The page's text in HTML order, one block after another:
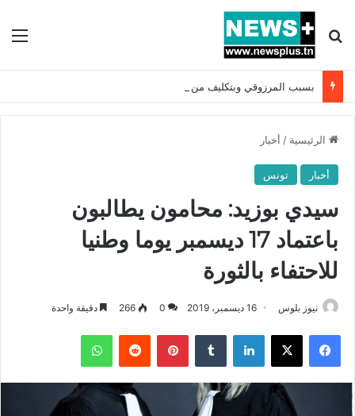
بحث عن
الرئيسية / أخبار
أخبار تونس
سيدي بوزيد: محامون يطالبون
باعتماد 17 ديسمبر يوما وطنيا
للاحتفاء بالثورة
نيوز بلوس 16 ديسمبر، 2019 0
266 دقيقة واحدة
فيسبوك X لينكدإن بينتيريست واتساب